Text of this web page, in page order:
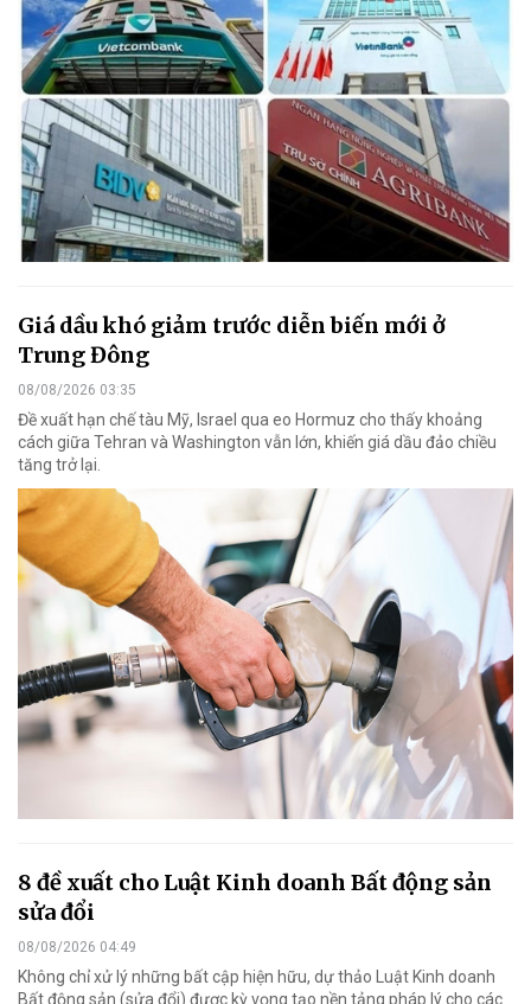
Giá dầu khó giảm trước diễn biến mới ở
Trung Đông
08/08/2026 03:35
Đề xuất hạn chế tàu Mỹ, Israel qua eo Hormuz cho thấy khoảng
cách giữa Tehran và Washington vẫn lớn, khiến giá dầu đảo chiều
tăng trở lại.
8 đề xuất cho Luật Kinh doanh Bất động sản
sửa đổi
08/08/2026 04:49
Không chỉ xử lý những bất cập hiện hữu, dự thảo Luật Kinh doanh
Bất động sản (sửa đổi) được kỳ vọng tạo nền tảng pháp lý cho các